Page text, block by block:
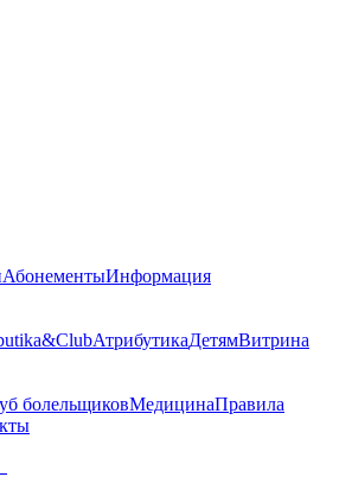
АбонементыИнформация
АтрибутикаДетямВитрина
болельщиковМедицинаПравила